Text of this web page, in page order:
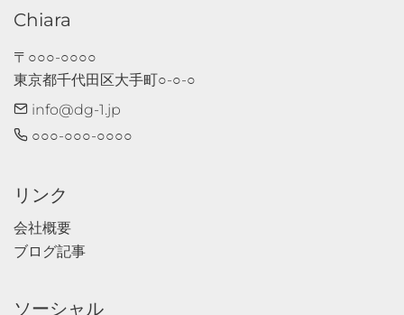
Chiara
〒○○○-○○○○
東京都千代田区大手町○-○-○
info@dg-1.jp
○○○-○○○-○○○○
リンク
会社概要
ブログ記事
ソーシャル